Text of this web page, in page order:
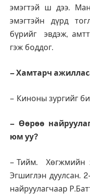
эмэгтэй ш дээ.
эмэгтэйн дүрд
бүрийг эвдэж,
гэж боддог.
– Хамтарч
– Киноны зургийг
– Өөрөө
юм уу?
– Тийм. Хөгжмийн
Эгшиглэн дуулсан.
найруулагчаар